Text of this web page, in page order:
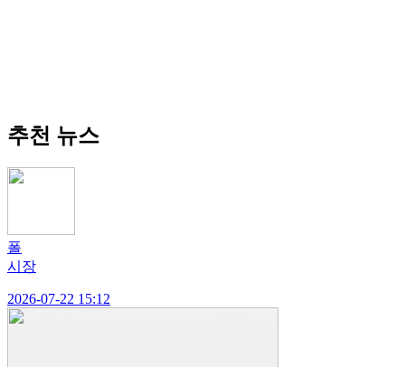
추천 뉴스
폴
시장
2026-07-22 15:12